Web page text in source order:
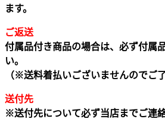
ます。
ご返送
付属品付き商品の場合は、必ず付属
い。
（※送料着払いございませんのでご
送付先
※送付先について必ず当店までご連